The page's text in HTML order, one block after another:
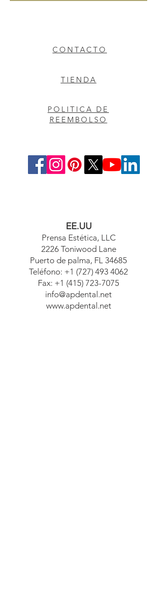
CONTACTO
TIENDA
POLITICA DE
REEMBOLSO
EE.UU
Prensa Estética, LLC
2226 Toniwood Lane
Puerto de palma, FL 34685
Teléfono: +1 (727) 493 4062
Fax: +1 (415) 723-7075
info@apdental.net
www.apdental.net